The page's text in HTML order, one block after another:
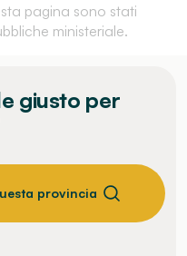
pagina sono stati
ministeriale.
giusto per
provincia